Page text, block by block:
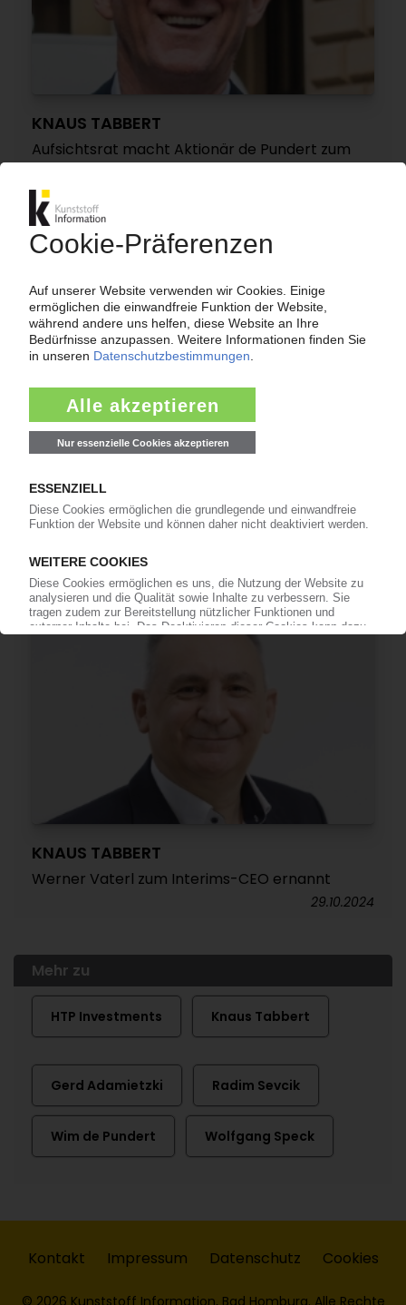
KNAUS TABBERT
Aufsichtsrat macht Aktionär de Pundert zum
Produktion im Stammwerk und in Ungarn
stillgelegt / Reisemobilbauer senkt Prognose für
KNAUS TABBERT
Werner Vaterl zum Interims-CEO ernannt
29.10.2024
Mehr zu
HTP Investments Knaus Tabbert
Gerd Adamietzki Radim Sevcik
Wim de Pundert Wolfgang Speck
Kontakt Impressum Datenschutz Cookies
© 2026 Kunststoff Information, Bad Homburg. Alle Rechte